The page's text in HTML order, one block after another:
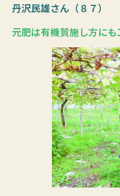
丹沢民雄さん（８７）
元肥は有機質施し方にも